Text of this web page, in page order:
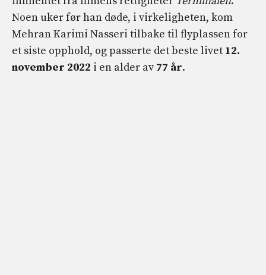
Noen uker før han døde, i virkeligheten, kom
Mehran Karimi Nasseri tilbake til flyplassen for
et siste opphold, og passerte det beste livet 12.
november 2022 i en alder av 77 år.